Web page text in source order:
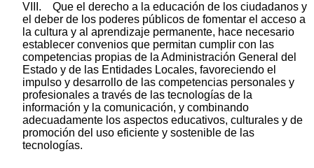
VIII. Que el derecho a la educación de los ciudadanos y
el deber de los poderes públicos de fomentar el acceso a
la cultura y al aprendizaje permanente, hace necesario
establecer convenios que permitan cumplir con las
competencias propias de la Administración General del
Estado y de las Entidades Locales, favoreciendo el
impulso y desarrollo de las competencias personales y
profesionales a través de las tecnologías de la
información y la comunicación, y combinando
adecuadamente los aspectos educativos, culturales y de
promoción del uso eficiente y sostenible de las
tecnologías.